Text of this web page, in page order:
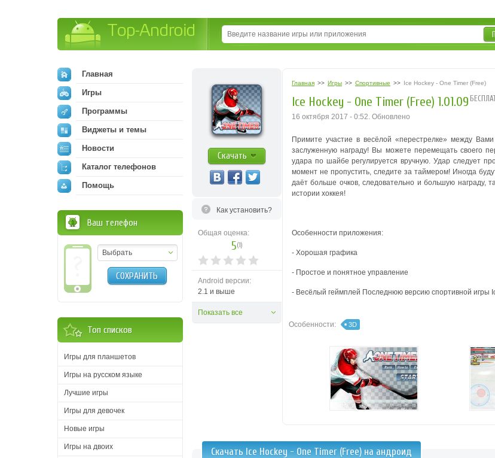
Скачать
Как установить?
Общая оценка:
5(1)
Android версии:
2.1 и выше
Показать все
Главная >> Игры >> Спортивные >> Ice Hockey - One Timer (Free)
Ice Hockey - One Timer (Free) 1.01.09
16 октября 2017 - 0:52. Обновлено
Примите участие в весёлой «перестрелке» между
заслуженную награду! Вы можете перемещать своего
удара по шайбе регулируется вручную. Удар следует
момент не пропустить, следите за таймером! Иногда
даёт больше очков, следовательно и большую награду,
истории хоккея!
Особенности приложения:
- Хорошая графика
- Простое и понятное управление
- Весёлый геймплей Последнюю версию спортивной игры
Особенности: 3D
Скачать Ice Hockey - One Timer (Free) на андроид
Главная
Игры
Программы
Виджеты и темы
Новости
Каталог телефонов
Помощь
Ваш телефон
Выбрать
СОХРАНИТЬ
Топ списков
Игры для планшетов
Игры на русском языке
Лучшие игры
Игры для девочек
Новые игры
Игры на двоих